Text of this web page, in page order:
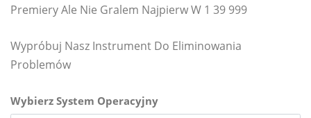
Premiery Ale Nie Gralem Najpierw W 1 39 999
Wypróbuj Nasz Instrument Do Eliminowania
Problemów
Wybierz System Operacyjny